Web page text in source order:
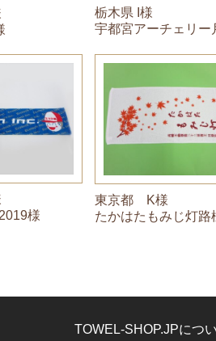
栃木県 I様
宇都宮アーチェリー
様
東京都 K様
たかはたもみじ灯路
TOWEL-SHOP.JPにつ